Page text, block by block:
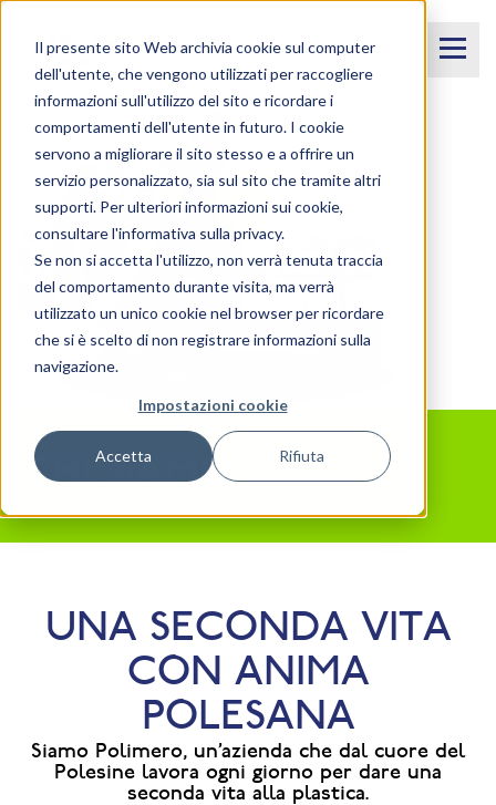
Il presente sito Web archivia cookie sul computer
dell'utente, che vengono utilizzati per raccogliere
informazioni sull'utilizzo del sito e ricordare i
comportamenti dell'utente in futuro. I cookie
servono a migliorare il sito stesso e a offrire un
servizio personalizzato, sia sul sito che tramite altri
supporti. Per ulteriori informazioni sui cookie,
consultare l'informativa sulla privacy.
Se non si accetta l'utilizzo, non verrà tenuta traccia
del comportamento durante visita, ma verrà
utilizzato un unico cookie nel browser per ricordare
che si è scelto di non registrare informazioni sulla
navigazione.
Impostazioni cookie
Accetta Rifiuta
CHI SIAMO
UNA SECONDA VITA
CON ANIMA
POLESANA
Siamo Polimero, un’azienda che dal cuore del
Polesine lavora ogni giorno per dare una
seconda vita alla plastica.